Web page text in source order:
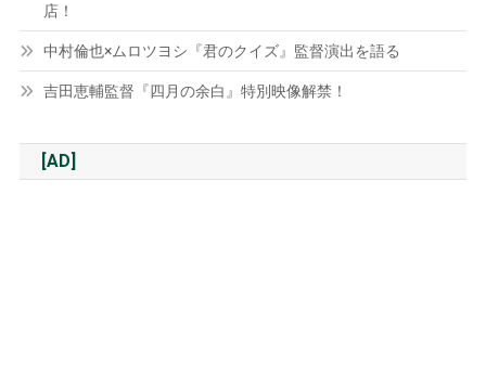
店！
中村倫也×ムロツヨシ『君のクイズ』監督演出を語る
吉田恵輔監督『四月の余白』特別映像解禁！
[AD]